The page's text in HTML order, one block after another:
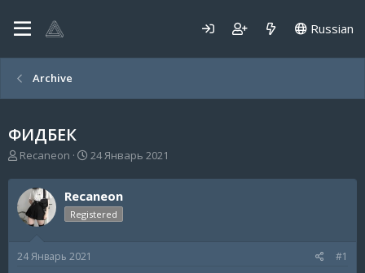
Russian
Archive
ФИДБЕК
А
т
о
р
м
Recaneon
Д
т
а
н
24 Январь 2021
Recaneon
Registered
24 Январь 2021 #1